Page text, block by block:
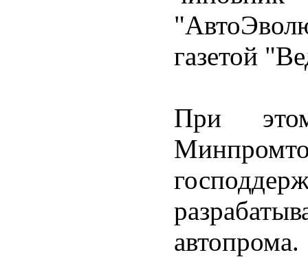
газетой
При
автопрома.